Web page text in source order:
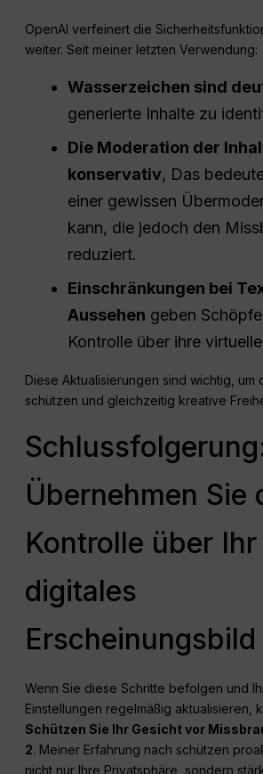
OpenAI verfeinert die
weiter. Seit meiner letzten Verwendung:
Wasserzeichen sind
generierte Inhalte zu
Die Moderation der
konservativ, Das
einer gewissen
kann, die jedoch den
reduziert.
Einschränkungen bei
Aussehen geben
Kontrolle über ihre
Diese Aktualisierungen sind wichtig, um
schützen und gleichzeitig kreative
Übernehmen Sie
Kontrolle über Ihr
digitales
Erscheinungsbild
Wenn Sie diese Schritte befolgen und
Einstellungen regelmäßig aktualisieren,
Schützen Sie Ihr Gesicht vor
2. Meiner Erfahrung nach schützen
nicht nur Ihre Privatsphäre, sondern